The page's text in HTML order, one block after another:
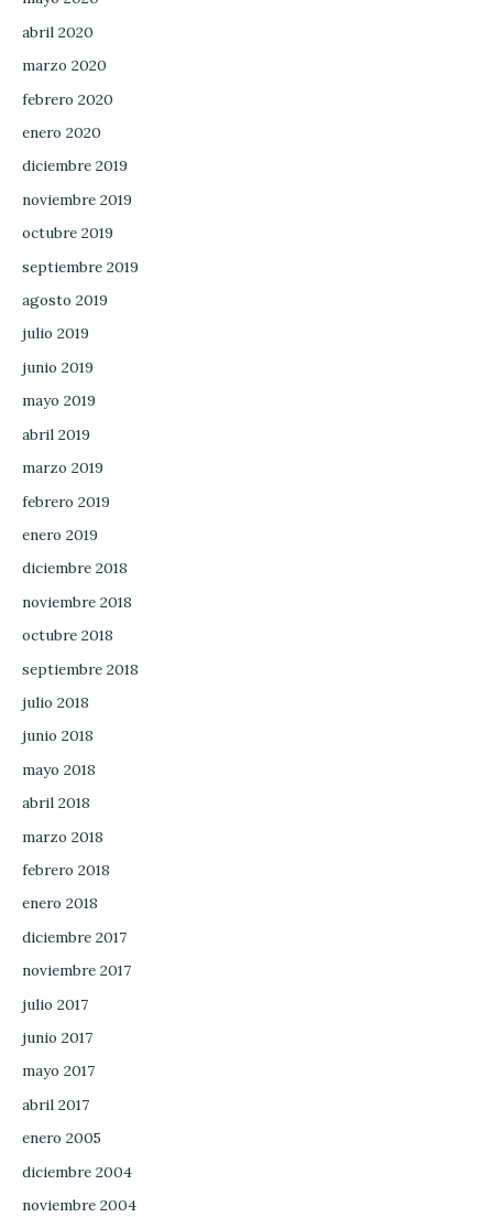
abril 2020
marzo 2020
febrero 2020
enero 2020
diciembre 2019
noviembre 2019
octubre 2019
septiembre 2019
agosto 2019
julio 2019
junio 2019
mayo 2019
abril 2019
marzo 2019
febrero 2019
enero 2019
diciembre 2018
noviembre 2018
octubre 2018
septiembre 2018
julio 2018
junio 2018
mayo 2018
abril 2018
marzo 2018
febrero 2018
enero 2018
diciembre 2017
noviembre 2017
julio 2017
junio 2017
mayo 2017
abril 2017
enero 2005
diciembre 2004
noviembre 2004